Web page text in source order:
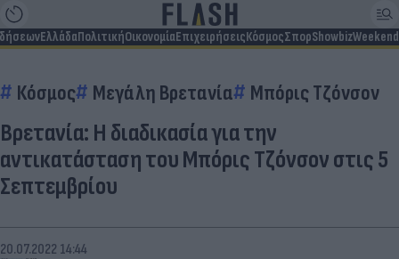
ΕλλάδαΠολιτικήΟικονομίαΕπιχειρήσειςΚόσμοςΣπορShowbizWeekend
Κόσμος Μεγάλη Βρετανία Μπόρις Τζόνσον
Βρετανία: Η διαδικασία για την
αντικατάσταση του Μπόρις Τζόνσον στις 5
Σεπτεμβρίου
20.07.2022 14:44